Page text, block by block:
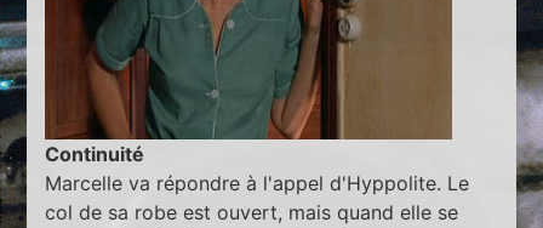
Continuité
Marcelle va répondre à l'appel d'Hyppolite. Le
col de sa robe est ouvert, mais quand elle se